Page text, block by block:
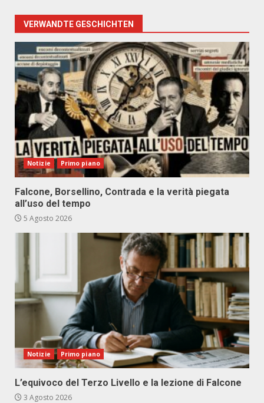
VERWANDTE GESCHICHTEN
Notizie Primo piano
Falcone, Borsellino, Contrada e la verità piegata
all’uso del tempo
5 Agosto 2026
Notizie Primo piano
L’equivoco del Terzo Livello e la lezione di Falcone
3 Agosto 2026